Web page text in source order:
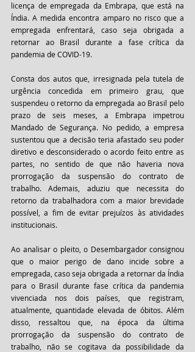
licença de empregada da Embrapa, que está na
Índia. A medida encontra amparo no risco que a
empregada enfrentará, caso seja obrigada a
retornar ao Brasil durante a fase crítica da
pandemia de COVID-19.
Consta dos autos que, irresignada pela tutela de
urgência concedida em primeiro grau, que
suspendeu o retorno da empregada ao Brasil pelo
prazo de seis meses, a Embrapa impetrou
Mandado de Segurança. No pedido, a empresa
sustentou que a decisão teria afastado seu poder
diretivo e desconsiderado o acordo feito entre as
partes, no sentido de que não haveria nova
prorrogação da suspensão do contrato de
trabalho. Ademais, aduziu que necessita do
retorno da trabalhadora com a maior brevidade
possível, a fim de evitar prejuízos às atividades
institucionais.
Ao analisar o pleito, o Desembargador consignou
que o maior perigo de dano incide sobre a
empregada, caso seja obrigada a retornar da Índia
para o Brasil durante fase crítica da pandemia
vivenciada nos dois países, que registram,
atualmente, quantidade elevada de óbitos. Além
disso, ressaltou que, na época da última
prorrogação da suspensão do contrato de
trabalho, não se cogitava da possibilidade da